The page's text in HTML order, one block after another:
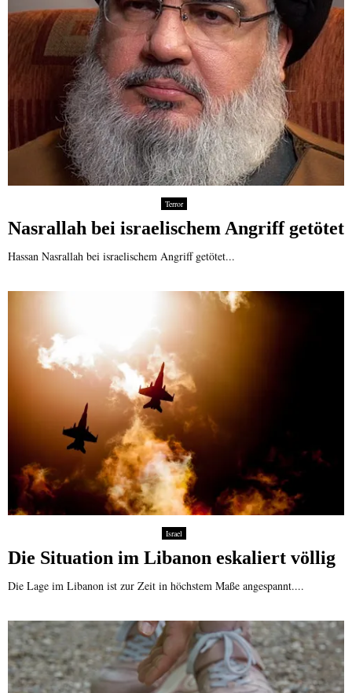
Terror
Nasrallah bei israelischem Angriff getötet
Hassan Nasrallah bei israelischem Angriff getötet...
Israel
Die Situation im Libanon eskaliert völlig
Die Lage im Libanon ist zur Zeit in höchstem Maße angespannt....